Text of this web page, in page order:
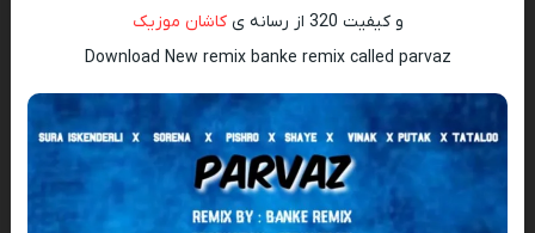
و کیفیت 320 از رسانه ی
کاشان موزیک
Download New remix banke remix called parvaz